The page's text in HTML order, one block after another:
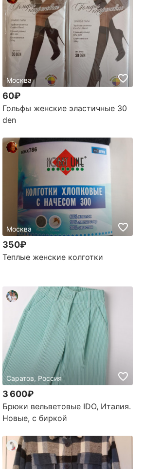
Москва
60₽
Гольфы женские эластичные 30
den
Москва
350₽
Теплые женские колготки
Саратов, Россия
3 600₽
Брюки вельветовые IDO, Италия.
Новые, с биркой